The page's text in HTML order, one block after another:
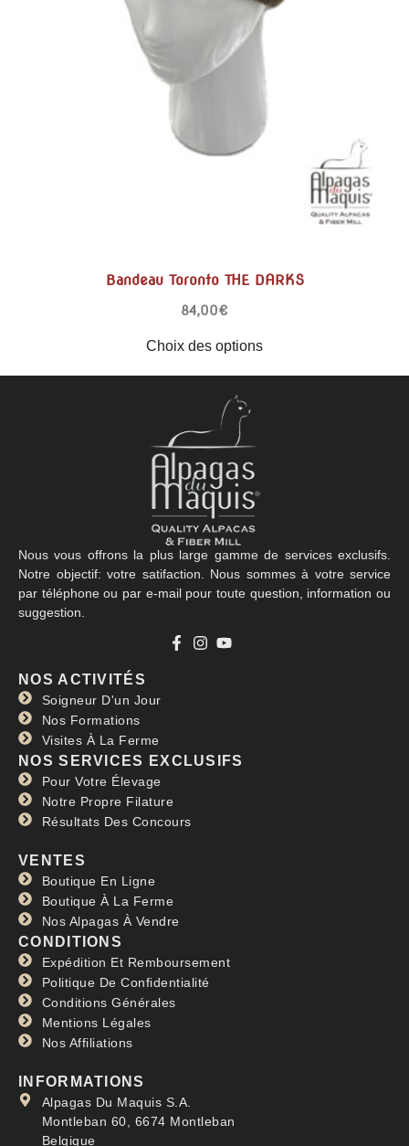
Bandeau Toronto THE DARKS
84,00€
Choix des options
Nous vous offrons la plus large gamme de services exclusifs.
Notre objectif: votre satifaction. Nous sommes à votre service
par téléphone ou par e-mail pour toute question, information ou
suggestion.
NOS ACTIVITÉS
Soigneur D'un Jour
Nos Formations
Visites À La Ferme
NOS SERVICES EXCLUSIFS
Pour Votre Élevage
Notre Propre Filature
Résultats Des Concours
VENTES
Boutique En Ligne
Boutique À La Ferme
Nos Alpagas À Vendre
CONDITIONS
Expédition Et Remboursement
Politique De Confidentialité
Conditions Générales
Mentions Légales
Nos Affiliations
INFORMATIONS
Alpagas Du Maquis S.A.
Montleban 60, 6674 Montleban
Belgique